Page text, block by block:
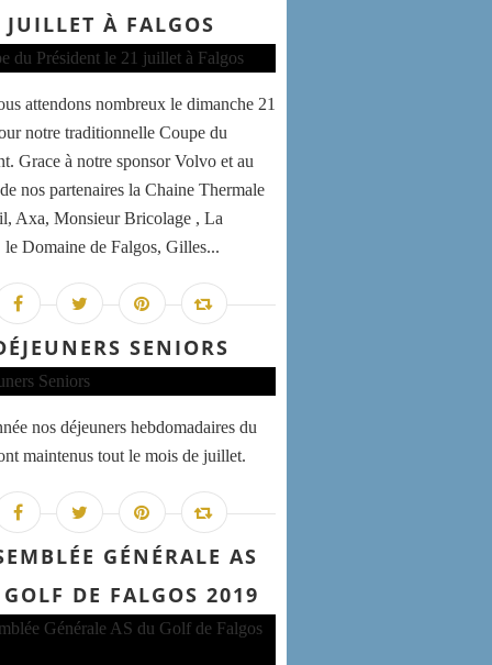
JUILLET À FALGOS
attendons nombreux le dimanche 21
notre traditionnelle Coupe du
Grace à notre sponsor Volvo et au
nos partenaires la Chaine Thermale
Axa, Monsieur Bricolage , La
le Domaine de Falgos, Gilles...
SENIORS
nos déjeuners hebdomadaires du
maintenus tout le mois de juillet.
GÉNÉRALE AS
DE FALGOS 2019